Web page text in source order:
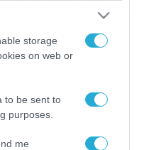
storage
on web or
to be sent to
purposes.
me
(αλλά και τρεις ακόμα
φουλάρουν για τον
και τον
Την Παρασκευή
από μίτινγκ με τον
Γρεβενών για την
σύμφωνα με
άλλων οι Χρήστος